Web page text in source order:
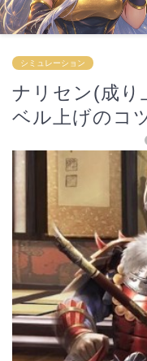
シミュレーション
ナリセン(成り
ベル上げのコ